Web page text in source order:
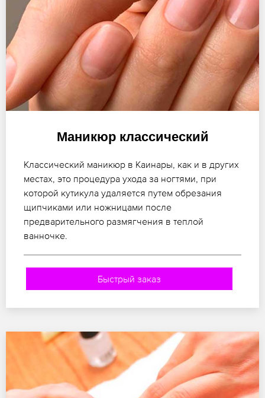
Маникюр классический
Классический маникюр в Каинары, как и в других
местах, это процедура ухода за ногтями, при
которой кутикула удаляется путем обрезания
щипчиками или ножницами после
предварительного размягчения в теплой
ванночке.
Быстрый заказ